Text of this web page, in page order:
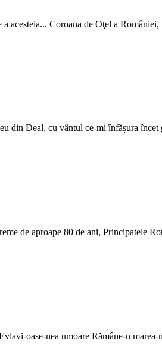
Coroana de Oţel a
din Deal, cu vântul ce-mi înfășura
de aproape 80 de ani, Principatele
oase-nea umoare Rămâne-n marea-